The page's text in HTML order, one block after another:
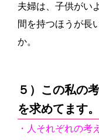
夫婦は、子供がい
間を持つほうが長
か。
５）この私の
を求めてます。
・人それぞれの考